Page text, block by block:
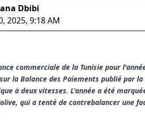
Dbibi
2025, 9:18 AM
commerciale de la Tunisie pour
la Balance des Paiements publié par
à deux vitesses. L'année a été
qui a tenté de contrebalancer une